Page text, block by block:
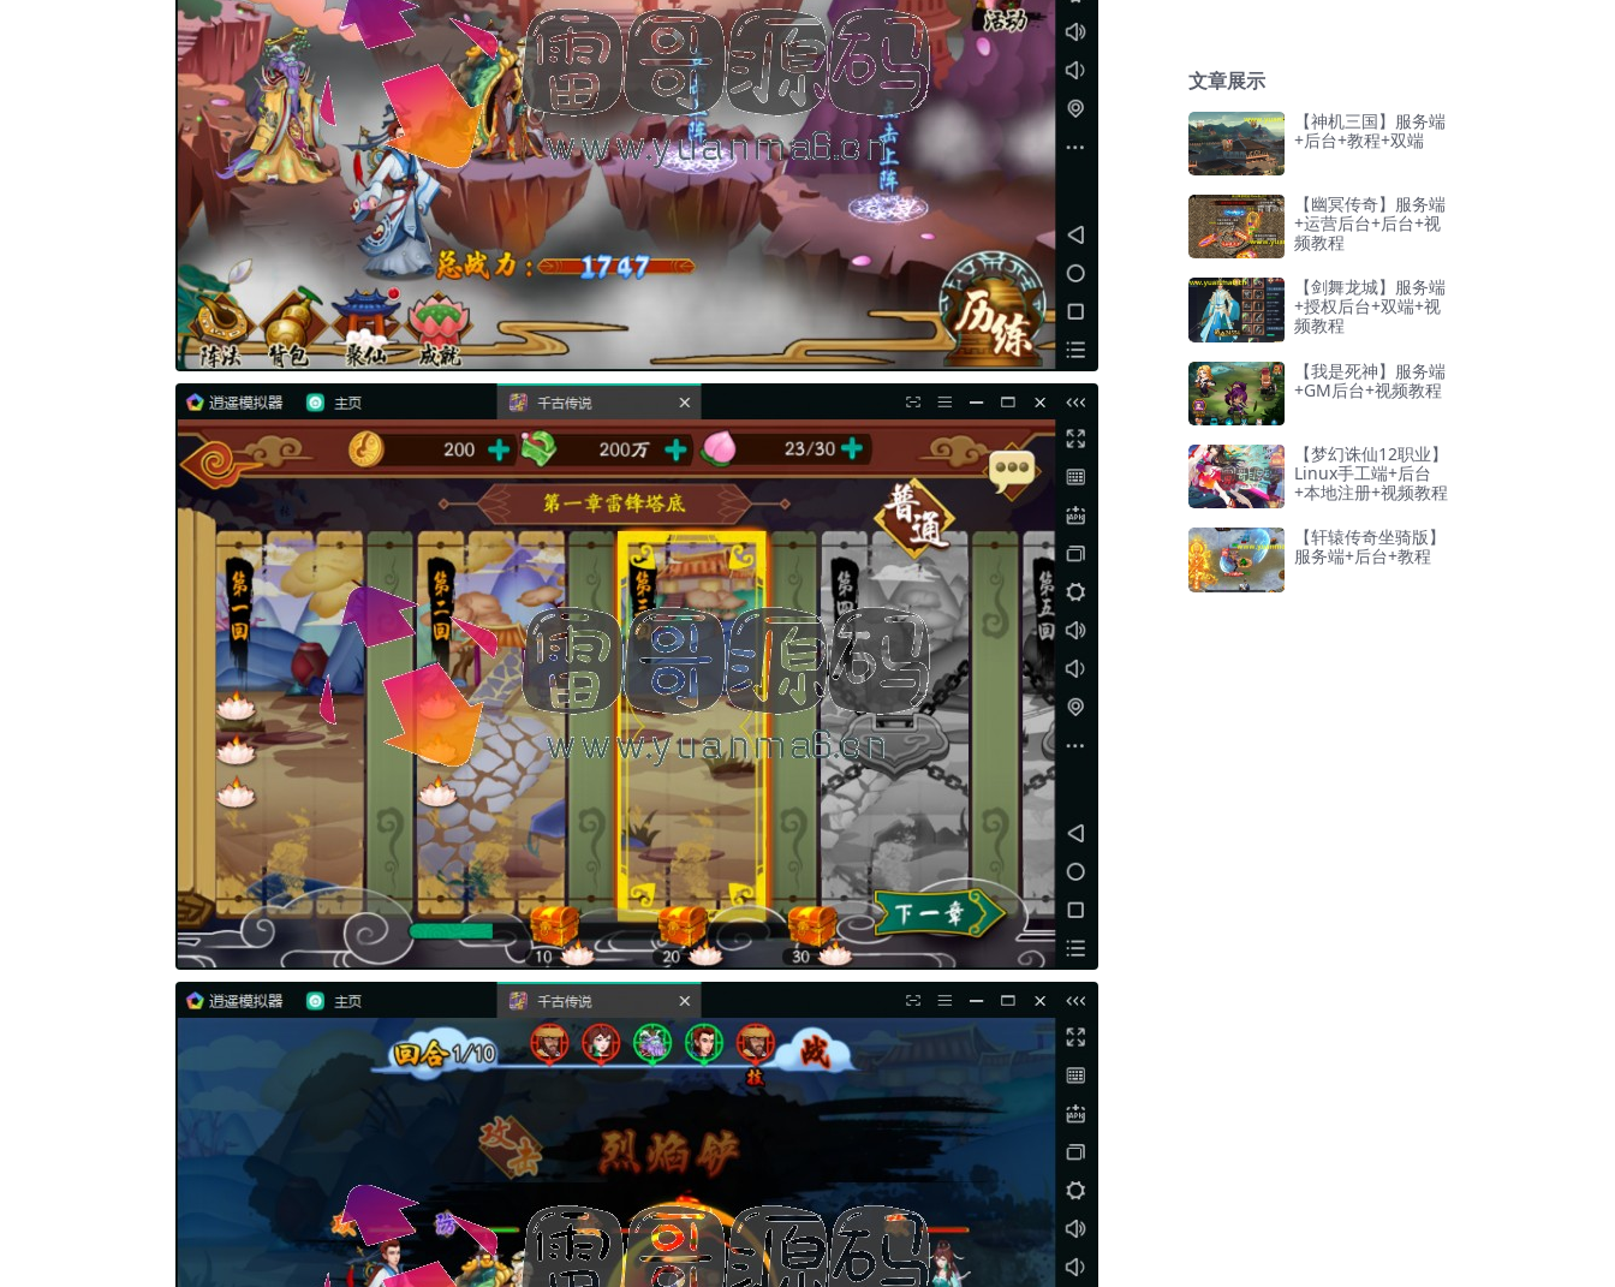
文章展示
【神机三国】服务端
+后台+教程+双端
【幽冥传奇】服务端
+运营后台+后台+视
频教程
【剑舞龙城】服务端
+授权后台+双端+视
频教程
【我是死神】服务端
+GM后台+视频教程
【梦幻诛仙12职业】
Linux手工端+后台
+本地注册+视频教程
【轩辕传奇坐骑版】
服务端+后台+教程